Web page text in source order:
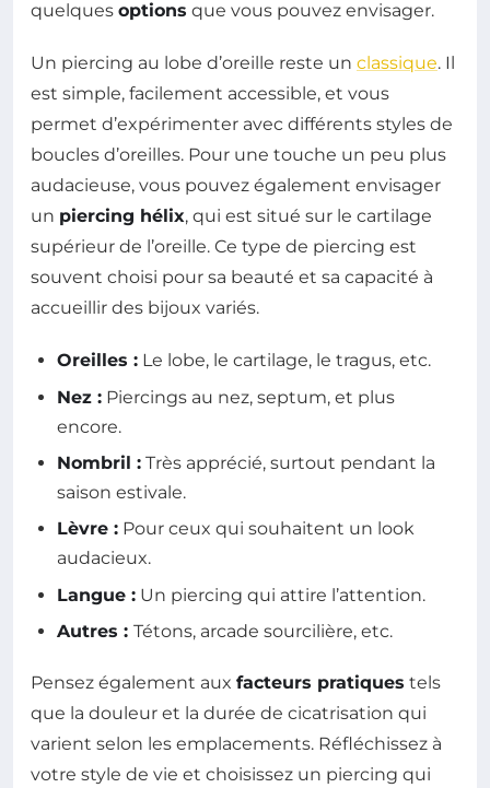
quelques options que vous pouvez envisager.
Un piercing au lobe d’oreille reste un classique. Il
est simple, facilement accessible, et vous
permet d’expérimenter avec différents styles de
boucles d’oreilles. Pour une touche un peu plus
audacieuse, vous pouvez également envisager
un piercing hélix, qui est situé sur le cartilage
supérieur de l’oreille. Ce type de piercing est
souvent choisi pour sa beauté et sa capacité à
accueillir des bijoux variés.
Oreilles : Le lobe, le cartilage, le tragus, etc.
Nez : Piercings au nez, septum, et plus
encore.
Nombril : Très apprécié, surtout pendant la
saison estivale.
Lèvre : Pour ceux qui souhaitent un look
audacieux.
Langue : Un piercing qui attire l’attention.
Autres : Tétons, arcade sourcilière, etc.
Pensez également aux facteurs pratiques tels
que la douleur et la durée de cicatrisation qui
varient selon les emplacements. Réfléchissez à
votre style de vie et choisissez un piercing qui